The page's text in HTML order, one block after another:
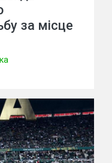
за місце